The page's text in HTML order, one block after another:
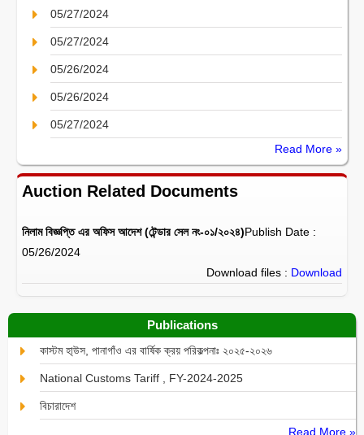
05/27/2024
05/27/2024
05/26/2024
05/26/2024
05/27/2024
Read More »
Auction Related Documents
নিলাম বিজ্ঞপ্তি এর অফিস আদেশ (টেন্ডার সেল নং-০১/২০২৪)Publish Date :
05/26/2024
Download files : Download
Publications
কাস্টম হা্উস, পানাগাঁও এর বার্ষিক ক্রয় পরিকল্পনাঃ ২০২৫-২০২৬
National Customs Tariff , FY-2024-2025
বিচারাদেশ
Read More »